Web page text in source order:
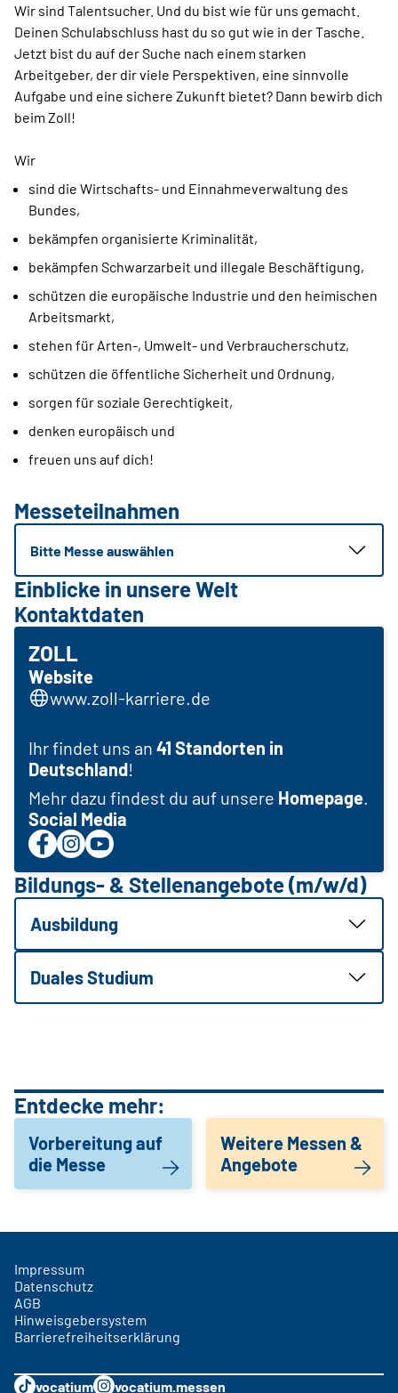
Wir sind Talentsucher. Und du bist wie für uns gemacht.
Deinen Schulabschluss hast du so gut wie in der Tasche.
Jetzt bist du auf der Suche nach einem starken
Arbeitgeber, der dir viele Perspektiven, eine sinnvolle
Aufgabe und eine sichere Zukunft bietet? Dann bewirb dich
beim Zoll!
Wir
sind die Wirtschafts- und Einnahmeverwaltung des
Bundes,
bekämpfen organisierte Kriminalität,
bekämpfen Schwarzarbeit und illegale Beschäftigung,
schützen die europäische Industrie und den heimischen
Arbeitsmarkt,
stehen für Arten-, Umwelt- und Verbraucherschutz,
schützen die öffentliche Sicherheit und Ordnung,
sorgen für soziale Gerechtigkeit,
denken europäisch und
freuen uns auf dich!
Messeteilnahmen
Bitte Messe auswählen
Einblicke in unsere Welt
Kontaktdaten
ZOLL
Website
www.zoll-karriere.de
Ihr findet uns an 41 Standorten in
Deutschland!
Mehr dazu findest du auf unsere Homepage.
Social Media
Bildungs- & Stellenangebote (m/w/d)
Ausbildung
Duales Studium
Entdecke mehr:
Vorbereitung auf
die Messe
Weitere Messen &
Angebote
Impressum
Datenschutz
AGB
Hinweisgebersystem
Barrierefreiheitserklärung
vocatium vocatium.messen